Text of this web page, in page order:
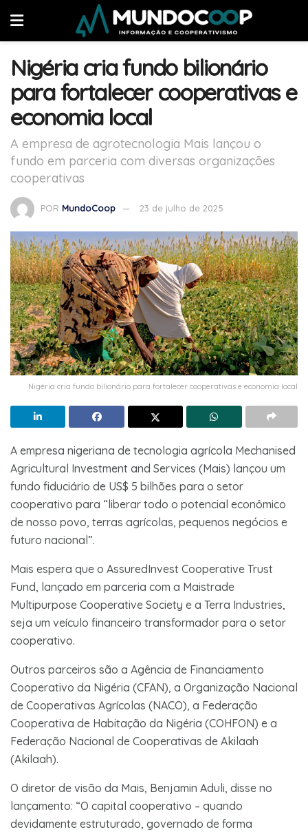
Nigéria cria fundo bilionário
para fortalecer cooperativas e
economia local
A empresa de agrotecnologia Mais lançou o
fundo em parceria com diversas organizações
cooperativas
POR MundoCoop 23 de julho de 2025
Nigéria cria fundo bilionário para fortalecer cooperativas e economia local
A empresa nigeriana de tecnologia agrícola Mechanised
Agricultural Investment and Services (Mais) lançou um
fundo fiduciário de US$ 5 bilhões para o setor
cooperativo para “liberar todo o potencial econômico
de nosso povo, terras agrícolas, pequenos negócios e
futuro nacional”.
Mais espera que o AssuredInvest Cooperative Trust
Fund, lançado em parceria com a Maistrade
Multipurpose Cooperative Society e a Terra Industries,
seja um veículo financeiro transformador para o setor
cooperativo.
Outros parceiros são a Agência de Financiamento
Cooperativo da Nigéria (CFAN), a Organização Nacional
de Cooperativas Agrícolas (NACO), a Federação
Cooperativa de Habitação da Nigéria (COHFON) e a
Federação Nacional de Cooperativas de Akilaah
(Akilaah).
O diretor de visão da Mais, Benjamin Aduli, disse no
lançamento: “O capital cooperativo – quando
devidamente estruturado, governado de forma